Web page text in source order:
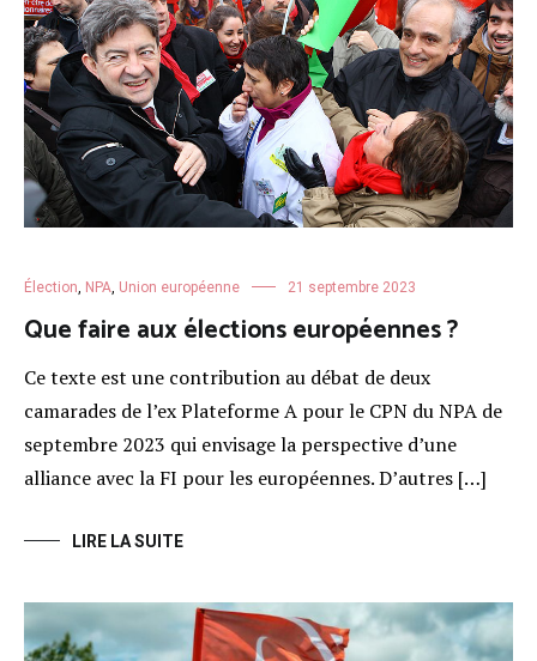
Élection, NPA, Union européenne 21 septembre 2023
Que faire aux élections européennes ?
Ce texte est une contribution au débat de deux
camarades de l’ex Plateforme A pour le CPN du NPA de
septembre 2023 qui envisage la perspective d’une
alliance avec la FI pour les européennes. D’autres […]
LIRE LA SUITE